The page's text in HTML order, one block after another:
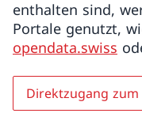
enthalten sind,
Portale genutzt,
opendata.swiss
Direktzugang zum